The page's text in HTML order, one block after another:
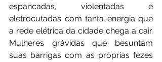
espancadas, violentadas e
eletrocutadas com tanta energia que
a rede elétrica da cidade chega a cair.
Mulheres grávidas que besuntam
suas barrigas com as próprias fezes